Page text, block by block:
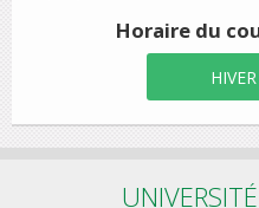
Horaire du